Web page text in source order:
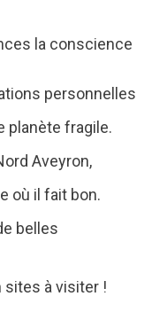
la conscience
personnelles
planète fragile.
Aveyron,
où il fait bon.
belles
sites à visiter !